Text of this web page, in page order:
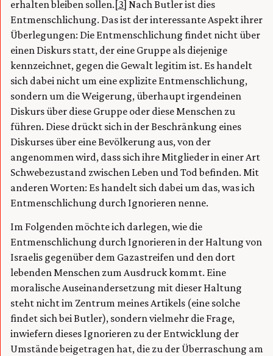
erhalten bleiben sollen. [3] Nach Butler ist dies
Entmenschlichung. Das ist der interessante Aspekt ihrer
Überlegungen: Die Entmenschlichung findet nicht über
einen Diskurs statt, der eine Gruppe als diejenige
kennzeichnet, gegen die Gewalt legitim ist. Es handelt
sich dabei nicht um eine explizite Entmenschlichung,
sondern um die Weigerung, überhaupt irgendeinen
Diskurs über diese Gruppe oder diese Menschen zu
führen. Diese drückt sich in der Beschränkung eines
Diskurses über eine Bevölkerung aus, von der
angenommen wird, dass sich ihre Mitglieder in einer Art
Schwebezustand zwischen Leben und Tod befinden. Mit
anderen Worten: Es handelt sich dabei um das, was ich
Entmenschlichung durch Ignorieren nenne.
Im Folgenden möchte ich darlegen, wie die
Entmenschlichung durch Ignorieren in der Haltung von
Israelis gegenüber dem Gazastreifen und den dort
lebenden Menschen zum Ausdruck kommt. Eine
moralische Auseinandersetzung mit dieser Haltung
steht nicht im Zentrum meines Artikels (eine solche
findet sich bei Butler), sondern vielmehr die Frage,
inwiefern dieses Ignorieren zu der Entwicklung der
Umstände beigetragen hat, die zu der Überraschung am